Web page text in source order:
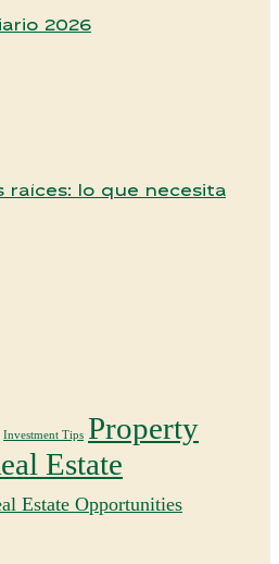
2026
raíces: lo que necesita
Investment Tips Property
Estate
Estate Opportunities